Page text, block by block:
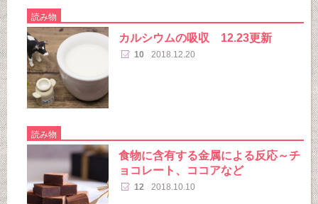
読み物
カルシウムの吸収 12.23更新
10 2018.12.20
読み物
食物に含有する金属による反応～チ
ョコレート、ココアなど
12 2018.10.10